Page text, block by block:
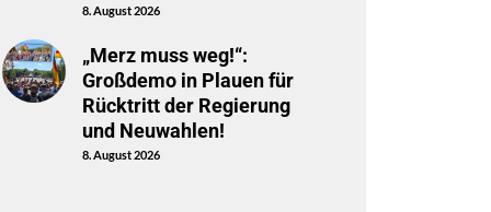
8. August 2026
„Merz muss weg!“:
Großdemo in Plauen für
Rücktritt der Regierung
und Neuwahlen!
8. August 2026